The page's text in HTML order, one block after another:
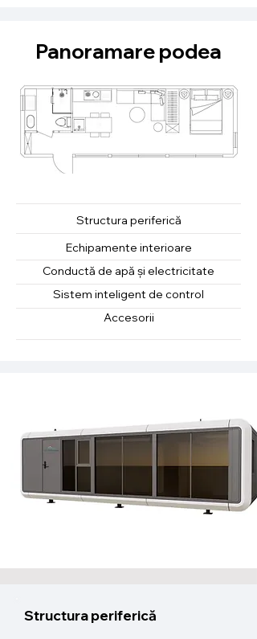
Panoramare podea
Structura periferică
Echipamente interioare
Conductă de apă și electricitate
Sistem inteligent de control
Accesorii
Structura periferică